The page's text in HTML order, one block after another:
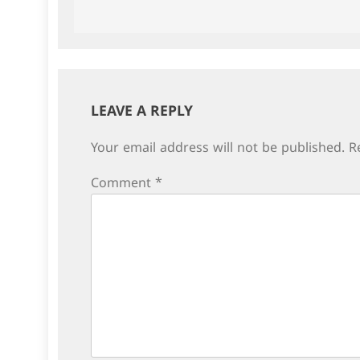
LEAVE A REPLY
Your email address will not be published.
Comment *